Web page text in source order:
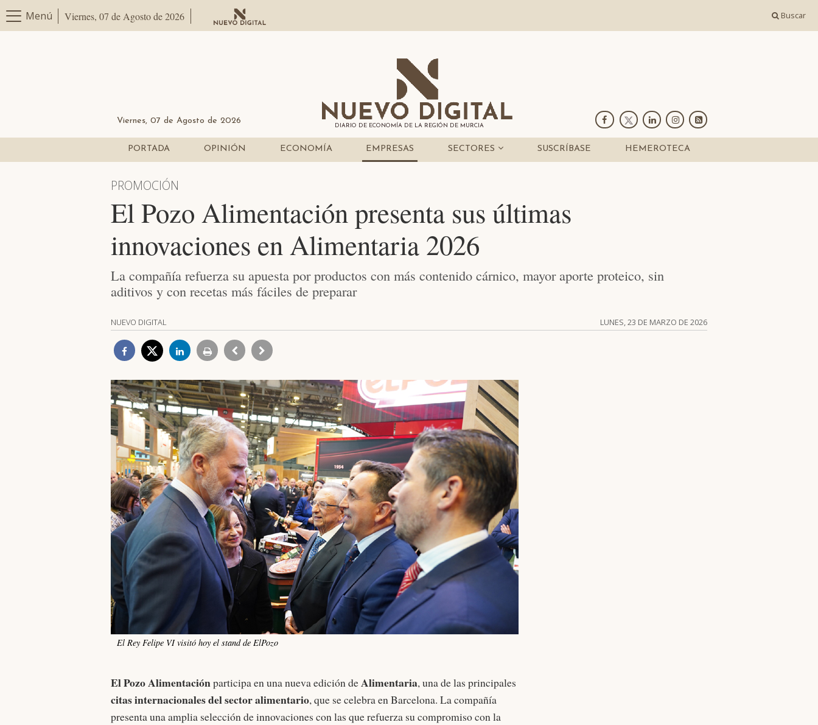
Menú Viernes, 07 de Agosto de 2026 Buscar
Viernes, 07 de Agosto de 2026
DIARIO DE ECONOMÍA DE LA REGIÓN DE MURCIA
PORTADA OPINIÓN ECONOMÍA EMPRESAS SECTORES SUSCRÍBASE HEMEROTECA
PROMOCIÓN
El Pozo Alimentación presenta sus últimas
innovaciones en Alimentaria 2026
La compañía refuerza su apuesta por productos con más contenido cárnico, mayor aporte proteico, sin
aditivos y con recetas más fáciles de preparar
NUEVO DIGITAL LUNES, 23 DE MARZO DE 2026
El Rey Felipe VI visitó hoy el stand de ElPozo
El Pozo Alimentaciónparticipa en una nueva edición deAlimentaria, una de las principales
citas internacionales del sector alimentario, que se celebra en Barcelona. La compañía
presenta una amplia selección de innovaciones con las que refuerza su compromiso con la